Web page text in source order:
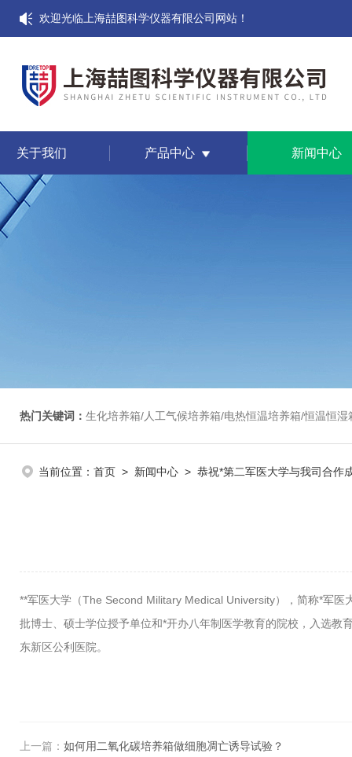
欢迎光临上海喆图科学仪器有限公司网站！
关于我们 产品中心 新闻中心
热门关键词： 生化培养箱/人工气候培养箱/电热恒温培养箱/恒温恒湿箱/光照培养箱/二氧化碳培养箱
当前位置： 首页 > 新闻中心 > 恭祝*第二军医大学与我司合作
**军医大学（The Second Military Medical University），简称*军医
批博士、硕士学位授予单位和*开办八年制医学教育的院校，入选教
东新区公利医院。
上一篇： 如何用二氧化碳培养箱做细胞凋亡诱导试验？